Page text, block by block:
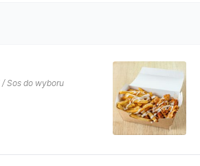
Sos do wyboru